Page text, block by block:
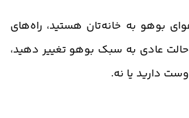
بوهو به خانه‌تان هستید، راه‌های
عادی به سبک بوهو تغییر دهید،
دارید یا نه.